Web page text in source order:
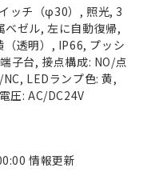
ッチ（φ30）, 照光, 3
ベゼル, 左に自動復帰,
（透明）, IP66, プッシ
子台, 接点構成: NO/点
LEDランプ色: 黄,
圧: AC/DC24V
情報更新